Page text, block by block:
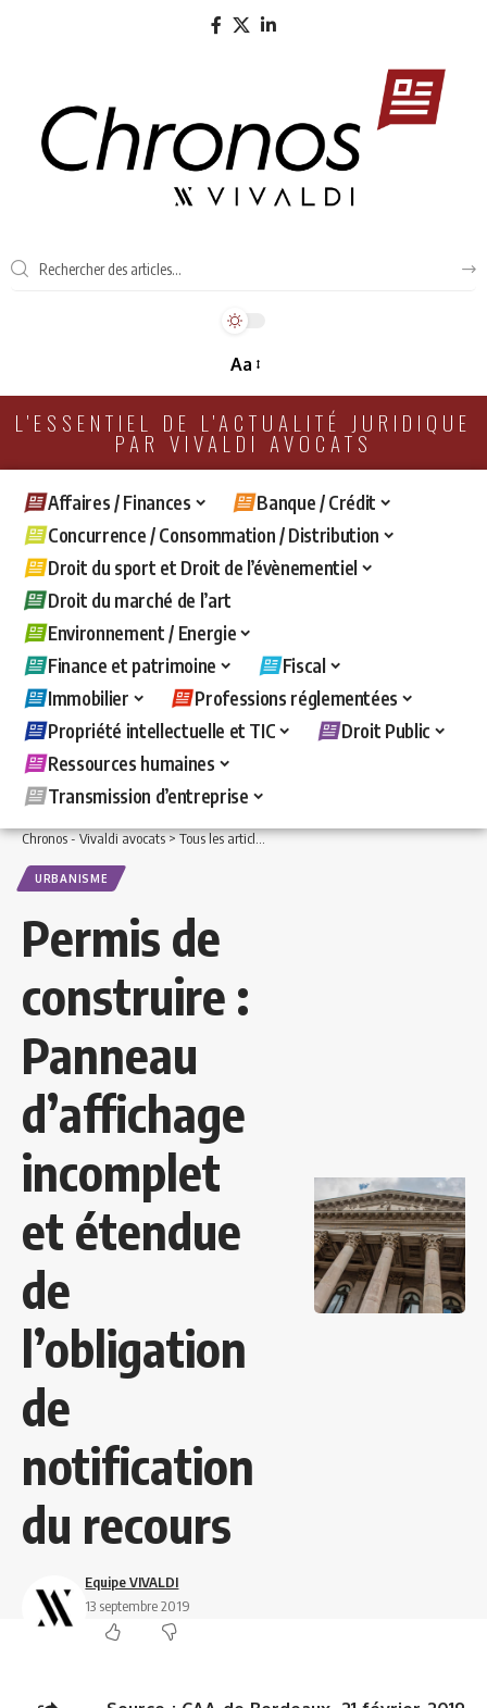
Aa
L'ESSENTIEL DE L'ACTUALITÉ JURIDIQUE
PAR VIVALDI AVOCATS
Affaires / Finances
Banque / Crédit
Concurrence / Consommation / Distribution
Droit du sport et Droit de l’évènementiel
Droit du marché de l’art
Environnement / Energie
Finance et patrimoine
Fiscal
Immobilier
Professions réglementées
Propriété intellectuelle et TIC
Droit Public
Ressources humaines
Transmission d’entreprise
Chronos - Vivaldi avocats>Tous les articles >Droit Public>Urbanisme>Permis
URBANISME
Permis de
construire :
Panneau
d’affichage
incomplet
et étendue
de
l’obligation
de
notification
du recours
Equipe VIVALDI
13 septembre 2019